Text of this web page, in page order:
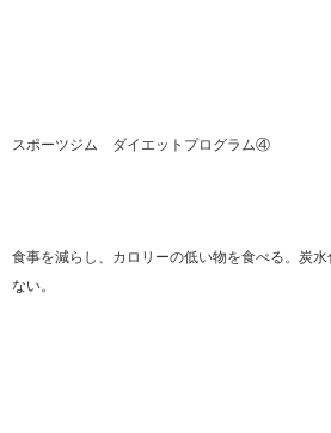
スポーツジム ダイエットプログラム④
食事を減らし、カロリーの低い物を食べる。炭
ない。